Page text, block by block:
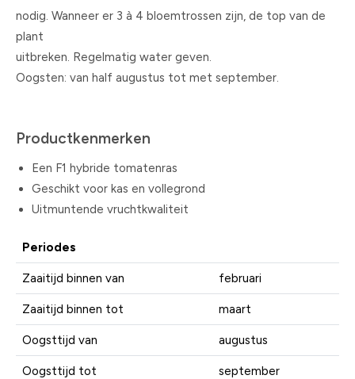
nodig. Wanneer er 3 à 4 bloemtrossen zijn, de top van de
plant
uitbreken. Regelmatig water geven.
Oogsten: van half augustus tot met september.
Productkenmerken
Een F1 hybride tomatenras
Geschikt voor kas en vollegrond
Uitmuntende vruchtkwaliteit
Periodes
Zaaitijd binnen van februari
Zaaitijd binnen tot maart
Oogsttijd van augustus
Oogsttijd tot september